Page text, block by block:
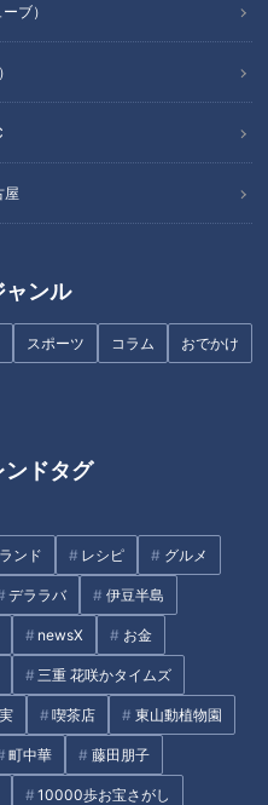
ブ）
屋
ャンル
スポーツ コラム おでかけ
ンドタグ
ンド レシピ グルメ
デララバ 伊豆半島
newsX お金
三重 花咲かタイムズ
喫茶店 東山動植物園
町中華 藤田朋子
10000歩お宝さがし
持ちいい～」グラビアアイド
ル・三田悠貴の岐阜1周の旅
フランス人は菓子店「シャトレ
ーゼ」の店名に顔を赤らめる？
道との遭遇